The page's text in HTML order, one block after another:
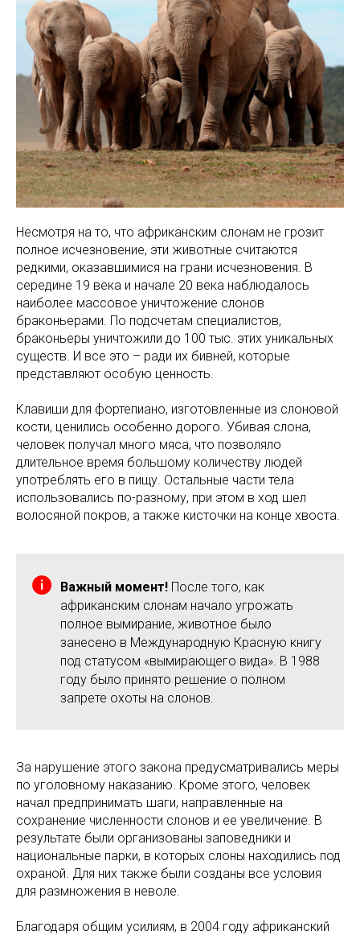
Несмотря на то, что африканским слонам не грозит
полное исчезновение, эти животные считаются
редкими, оказавшимися на грани исчезновения. В
середине 19 века и начале 20 века наблюдалось
наиболее массовое уничтожение слонов
браконьерами. По подсчетам специалистов,
браконьеры уничтожили до 100 тыс. этих уникальных
существ. И все это – ради их бивней, которые
представляют особую ценность.
Клавиши для фортепиано, изготовленные из слоновой
кости, ценились особенно дорого. Убивая слона,
человек получал много мяса, что позволяло
длительное время большому количеству людей
употреблять его в пищу. Остальные части тела
использовались по-разному, при этом в ход шел
волосяной покров, а также кисточки на конце хвоста.
Важный момент! После того, как
африканским слонам начало угрожать
полное вымирание, животное было
занесено в Международную Красную книгу
под статусом «вымирающего вида». В 1988
году было принято решение о полном
запрете охоты на слонов.
За нарушение этого закона предусматривались меры
по уголовному наказанию. Кроме этого, человек
начал предпринимать шаги, направленные на
сохранение численности слонов и ее увеличение. В
результате были организованы заповедники и
национальные парки, в которых слоны находились под
охраной. Для них также были созданы все условия
для размножения в неволе.
Благодаря общим усилиям, в 2004 году африканский